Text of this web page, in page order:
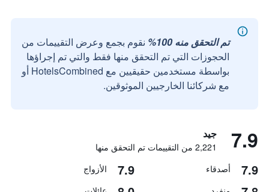
تم التحقق منه 100%
نقوم بجمع وعرض التقييمات من
الحجوزات التي تم التحقق منها فقط والتي تم إجراؤها
بواسطة مستخدمين حقيقيين مع HotelsCombined أو
مع شركائنا الخارجيين الموثوقين.
7.9 جيد
2,221 من التقييمات تم التحقق منها
7.9 أصدقاء 7.9 الأزواج